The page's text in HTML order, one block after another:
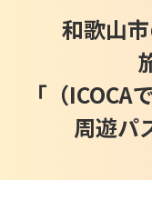
和歌山
「（ICOCA
周遊パ